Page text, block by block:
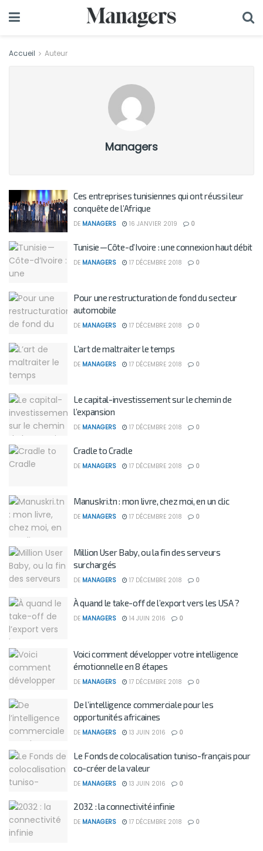
Accueil Auteur
Managers
Ces entreprises tunisiennes qui ont réussi leur
conquête de l’Afrique
DE MANAGERS 16 JANVIER 2019 0
Tunisie — Côte-d’Ivoire : une connexion haut débit
DE MANAGERS 17 DÉCEMBRE 2018 0
Pour une restructuration de fond du secteur
automobile
DE MANAGERS 17 DÉCEMBRE 2018 0
L’art de maltraiter le temps
DE MANAGERS 17 DÉCEMBRE 2018 0
Le capital-investissement sur le chemin de
l’expansion
DE MANAGERS 17 DÉCEMBRE 2018 0
Cradle to Cradle
DE MANAGERS 17 DÉCEMBRE 2018 0
Manuskri.tn : mon livre, chez moi, en un clic
DE MANAGERS 17 DÉCEMBRE 2018 0
Million User Baby, ou la fin des serveurs
surchargés
DE MANAGERS 17 DÉCEMBRE 2018 0
À quand le take-off de l’export vers les USA ?
DE MANAGERS 14 JUIN 2016 0
Voici comment développer votre intelligence
émotionnelle en 8 étapes
DE MANAGERS 17 DÉCEMBRE 2018 0
De l’intelligence commerciale pour les
opportunités africaines
DE MANAGERS 13 JUIN 2016 0
Le Fonds de colocalisation tuniso-français pour
co-créer de la valeur
DE MANAGERS 13 JUIN 2016 0
2032 : la connectivité infinie
DE MANAGERS 17 DÉCEMBRE 2018 0